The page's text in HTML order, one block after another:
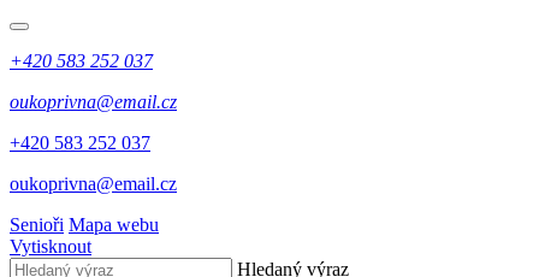
+420 583 252 037
oukoprivna@email.cz
+420 583 252 037
oukoprivna@email.cz
Senioři Mapa webu
Vytisknout
Hledaný výraz